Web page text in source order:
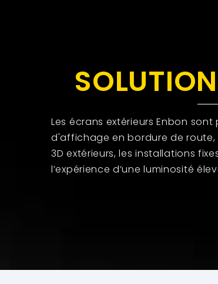
Les écrans extérieurs Enbon
d'affichage en bordure de
3D extérieurs, les installations
l’expérience d’une luminosité